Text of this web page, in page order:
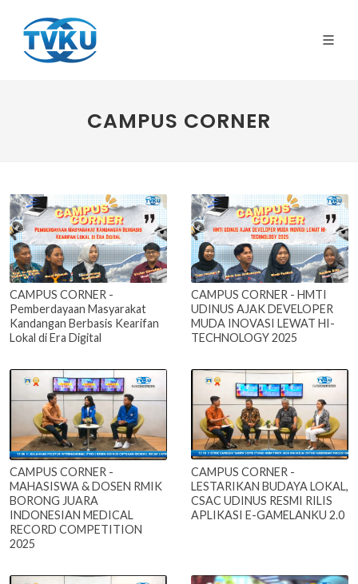
CAMPUS CORNER
CAMPUS CORNER -
Pemberdayaan Masyarakat
Kandangan Berbasis Kearifan
Lokal di Era Digital
CAMPUS CORNER - HMTI
UDINUS AJAK DEVELOPER
MUDA INOVASI LEWAT HI-
TECHNOLOGY 2025
CAMPUS CORNER -
MAHASISWA & DOSEN RMIK
BORONG JUARA
INDONESIAN MEDICAL
RECORD COMPETITION
2025
CAMPUS CORNER -
LESTARIKAN BUDAYA LOKAL,
CSAC UDINUS RESMI RILIS
APLIKASI E-GAMELANKU 2.0